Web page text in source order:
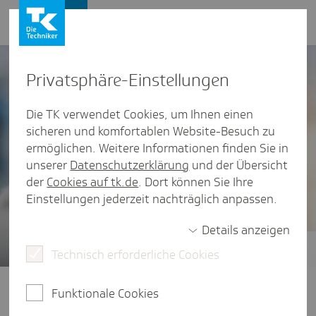
widmet sich der Frage: Wie
Gesundheitsstudien
Privat­sphäre-Einstel­lungen
Die TK verwendet Cookies, um Ihnen einen
sicheren und komfortablen Website-Besuch zu
ermöglichen. Weitere Informationen finden Sie in
unserer Datenschutzerklärung und der Übersicht
der Cookies auf tk.de. Dort können Sie Ihre
Einstellungen jederzeit nachträglich anpassen.
Details anzeigen
Technisch erforderliche Cookies
Funktionale Cookies